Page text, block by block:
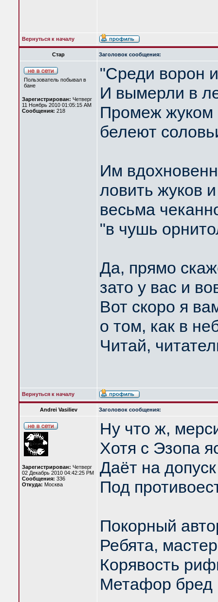
Вернуться к началу
Стар Заголовок сообщения:
Пользователь побывал в
бане
Зарегистрирован: Четверг
11 Ноябрь 2010 01:05:15 AM
Сообщения: 218
"Среди ворон
И вымерли в
Промеж жуком
белеют
Им
ловить жуков
весьма
"в чушь
Да, прямо
зато у вас и
Вот скоро я
о том, как в
Читай,
Вернуться к началу
Andrei Vasiliev Заголовок сообщения:
Зарегистрирован: Четверг
02 Декабрь 2010 04:42:25 PM
Сообщения: 336
Откуда: Москва
Ну что ж,
Хотя с Эзопа
Даёт на
Под
Покорный
Ребята,
Корявость
Метафор бред